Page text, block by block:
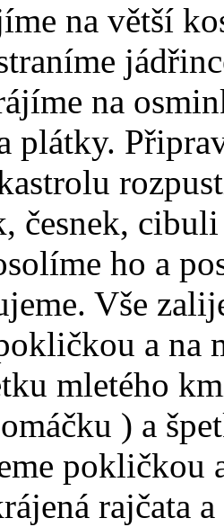
na větší
na
plátky.
česnek,
ho a
Vše
a na
mletého
) a
pokličkou
rajčata